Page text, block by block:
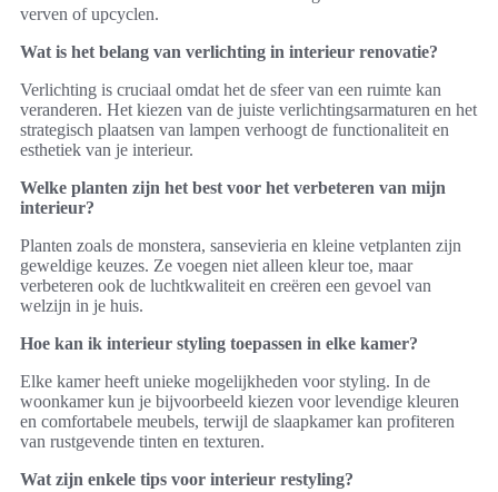
verven of upcyclen.
Wat is het belang van verlichting in interieur renovatie?
Verlichting is cruciaal omdat het de sfeer van een ruimte kan
veranderen. Het kiezen van de juiste verlichtingsarmaturen en het
strategisch plaatsen van lampen verhoogt de functionaliteit en
esthetiek van je interieur.
Welke planten zijn het best voor het verbeteren van mijn
interieur?
Planten zoals de monstera, sansevieria en kleine vetplanten zijn
geweldige keuzes. Ze voegen niet alleen kleur toe, maar
verbeteren ook de luchtkwaliteit en creëren een gevoel van
welzijn in je huis.
Hoe kan ik interieur styling toepassen in elke kamer?
Elke kamer heeft unieke mogelijkheden voor styling. In de
woonkamer kun je bijvoorbeeld kiezen voor levendige kleuren
en comfortabele meubels, terwijl de slaapkamer kan profiteren
van rustgevende tinten en texturen.
Wat zijn enkele tips voor interieur restyling?